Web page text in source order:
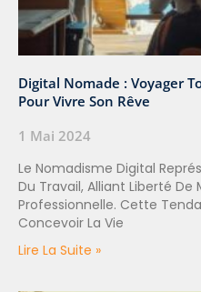
Digital Nomade : Voyager
Pour Vivre Son Rêve
1 Mai 2024
Le Nomadisme Digital
Du Travail, Alliant Liberté
Professionnelle. Cette
Concevoir La Vie
Lire La Suite »